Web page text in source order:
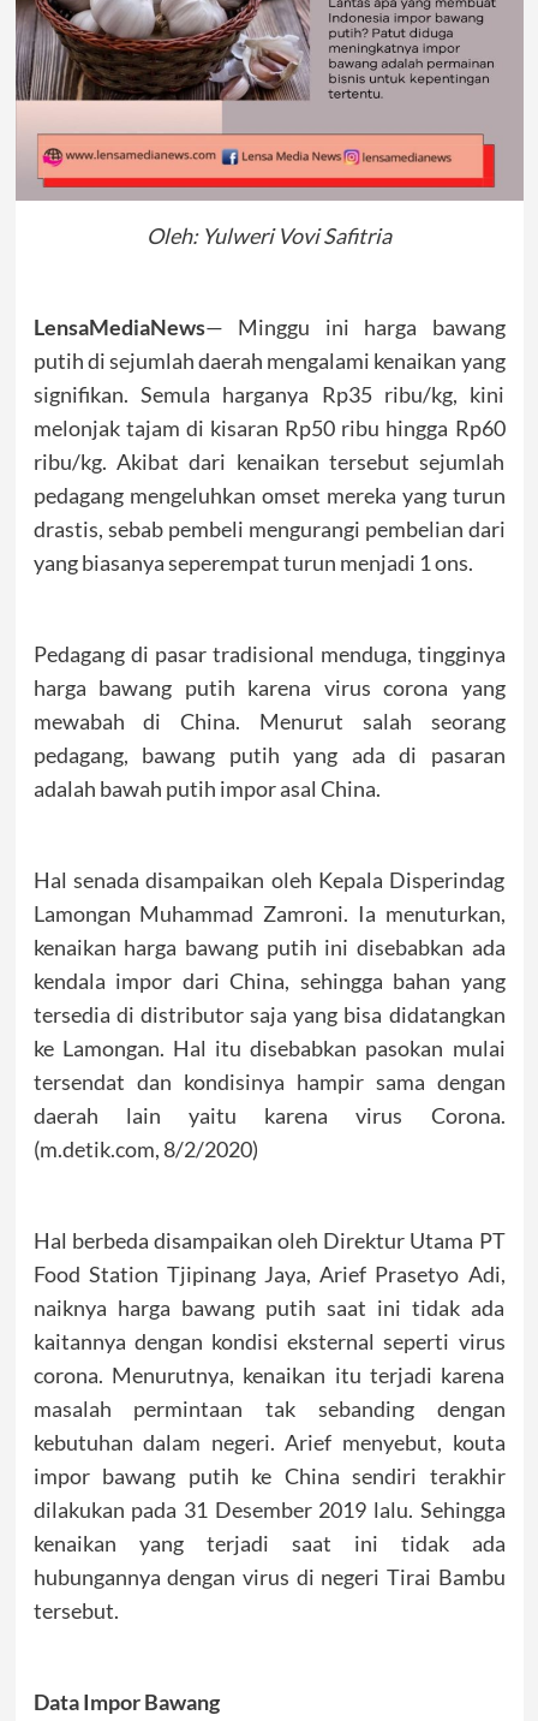
Oleh: Yulweri Vovi Safitria
LensaMediaNews— Minggu ini harga bawang
putih di sejumlah daerah mengalami kenaikan yang
signifikan. Semula harganya Rp35 ribu/kg, kini
melonjak tajam di kisaran Rp50 ribu hingga Rp60
ribu/kg. Akibat dari kenaikan tersebut sejumlah
pedagang mengeluhkan omset mereka yang turun
drastis, sebab pembeli mengurangi pembelian dari
yang biasanya seperempat turun menjadi 1 ons.
Pedagang di pasar tradisional menduga, tingginya
harga bawang putih karena virus corona yang
mewabah di China. Menurut salah seorang
pedagang, bawang putih yang ada di pasaran
adalah bawah putih impor asal China.
Hal senada disampaikan oleh Kepala Disperindag
Lamongan Muhammad Zamroni. Ia menuturkan,
kenaikan harga bawang putih ini disebabkan ada
kendala impor dari China, sehingga bahan yang
tersedia di distributor saja yang bisa didatangkan
ke Lamongan. Hal itu disebabkan pasokan mulai
tersendat dan kondisinya hampir sama dengan
daerah lain yaitu karena virus Corona.
(m.detik.com, 8/2/2020)
Hal berbeda disampaikan oleh Direktur Utama PT
Food Station Tjipinang Jaya, Arief Prasetyo Adi,
naiknya harga bawang putih saat ini tidak ada
kaitannya dengan kondisi eksternal seperti virus
corona. Menurutnya, kenaikan itu terjadi karena
masalah permintaan tak sebanding dengan
kebutuhan dalam negeri. Arief menyebut, kouta
impor bawang putih ke China sendiri terakhir
dilakukan pada 31 Desember 2019 lalu. Sehingga
kenaikan yang terjadi saat ini tidak ada
hubungannya dengan virus di negeri Tirai Bambu
tersebut.
Data Impor Bawang